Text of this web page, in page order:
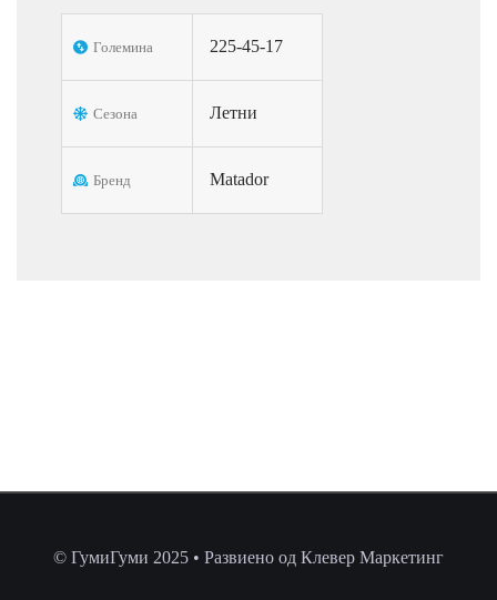
Големина 225-45-17
Сезона Летни
Бренд Matador
© ГумиГуми 2025 • Развиено од Клевер Маркетинг